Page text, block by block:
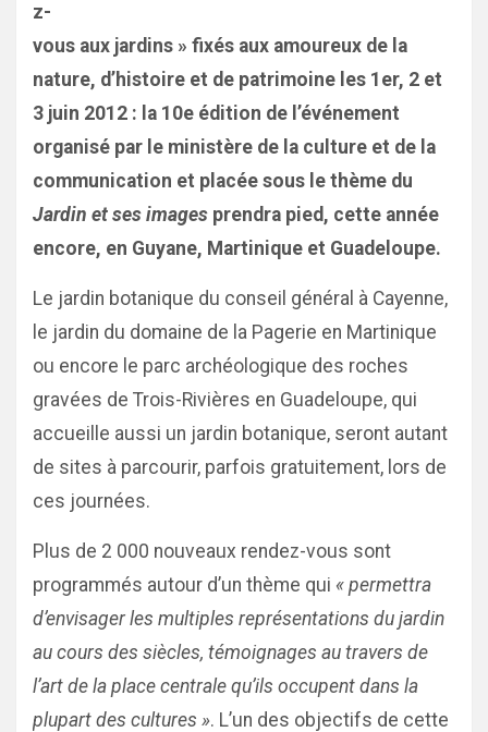
z-
vous aux jardins » fixés aux amoureux de la
nature, d’histoire et de patrimoine les 1er, 2 et
3 juin 2012 : la 10e édition de l’événement
organisé par le ministère de la culture et de la
communication et placée sous le thème du
Jardin et ses images prendra pied, cette année
encore, en Guyane, Martinique et Guadeloupe.
Le jardin botanique du conseil général à Cayenne,
le jardin du domaine de la Pagerie en Martinique
ou encore le parc archéologique des roches
gravées de Trois-Rivières en Guadeloupe, qui
accueille aussi un jardin botanique, seront autant
de sites à parcourir, parfois gratuitement, lors de
ces journées.
Plus de 2 000 nouveaux rendez-vous sont
programmés autour d’un thème qui « permettra
d’envisager les multiples représentations du jardin
au cours des siècles, témoignages au travers de
l’art de la place centrale qu’ils occupent dans la
plupart des cultures ». L’un des objectifs de cette